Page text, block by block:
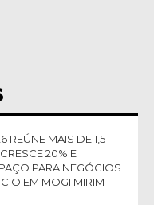
REÚNE MAIS DE 1,5
20% E
PARA NEGÓCIOS
EM MOGI MIRIM